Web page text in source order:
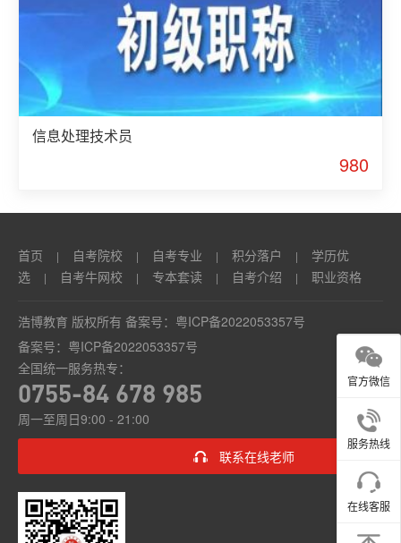
信息处理技术员
980
首页 | 自考院校 | 自考专业 | 积分落户 |
学历优
选
| 自考牛网校 | 专本套读 | 自考介绍 | 职业资格
浩博教育 版权所有 备案号： 粤ICP备2022053357号
备案号： 粤ICP备2022053357号
全国统一服务热专：
0755-84 678 985
周一至周日9:00 - 21:00
联系在线老师
官方微信
服务热线
在线客服